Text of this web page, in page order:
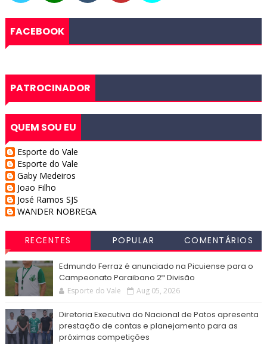
FACEBOOK
PATROCINADOR
QUEM SOU EU
Esporte do Vale
Esporte do Vale
Gaby Medeiros
Joao Filho
José Ramos SJS
WANDER NOBREGA
RECENTES POPULAR COMENTÁRIOS
Edmundo Ferraz é anunciado na Picuiense para o
Campeonato Paraibano 2ª Divisão
Esporte do Vale Aug 05, 2026
Diretoria Executiva do Nacional de Patos apresenta
prestação de contas e planejamento para as
próximas competições